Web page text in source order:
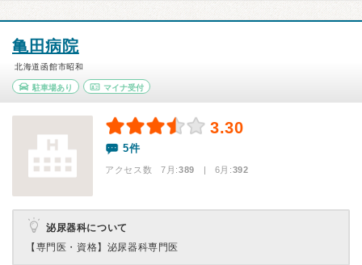
亀田病院
北海道函館市昭和
駐車場あり マイナ受付
3.30
5件
アクセス数 7月:389 | 6月:392
泌尿器科について
【専門医・資格】 泌尿器科専門医